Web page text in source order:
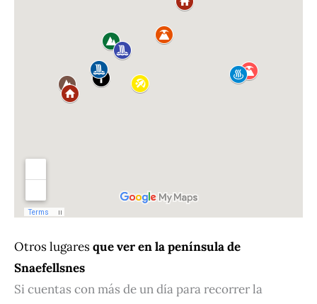
Otros lugaresque ver en la península de
Snaefellsnes
Si cuentas con más de un día para recorrer la